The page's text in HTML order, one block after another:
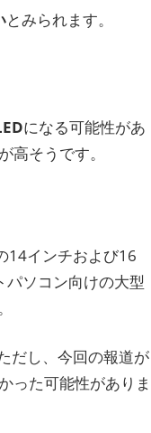
とみられます。
になる可能性があ
高そうです。
14インチおよび16
パソコン向けの大型
だし、今回の報道が
った可能性がありま